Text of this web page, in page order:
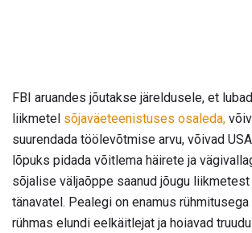
FBI aruandes jõutakse järeldusele, et
liikmetel sõjaväeteenistuses osaleda,
suurendada töölevõtmise arvu, võivad
lõpuks pidada võitlema häirete ja
sõjalise väljaõppe saanud jõugu liikmetest
tänavatel. Pealegi on enamus
rühmas elundi eelkäitlejat ja hoiavad